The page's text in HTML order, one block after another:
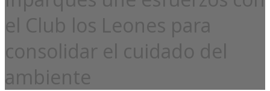
el Club los Leones para
consolidar el cuidado del
ambiente